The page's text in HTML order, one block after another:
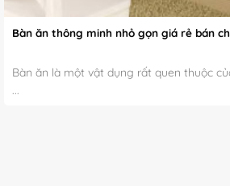
Bàn ăn thông minh nhỏ gọn giá rẻ bán
Bàn ăn là một vật dụng rất quen thuộc
...